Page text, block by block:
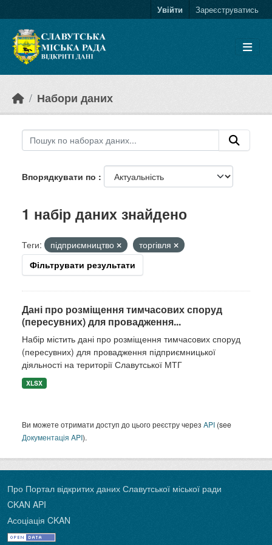
Увійти Зареєструватись
Набори даних
Впорядкувати по
1 набір даних знайдено
Теги: підприємництво
торгівля
Фільтрувати результати
Дані про розміщення тимчасових споруд
(пересувних) для провадження...
Набір містить дані про розміщення тимчасових споруд
(пересувних) для провадження підприємницької
діяльності на території Славутської МТГ
XLSX
Ви можете отримати доступ до цього реєстру через API (see
Документація API).
Про Портал відкритих даних Славутської міської ради
CKAN API
Асоціація CKAN